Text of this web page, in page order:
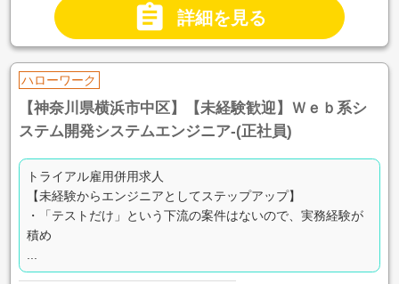
 詳細を見る
ハローワーク
【神奈川県横浜市中区】【未経験歓迎】Ｗｅｂ系シ
ステム開発システムエンジニア-(正社員)
トライアル雇用併用求人
【未経験からエンジニアとしてステップアップ】
・「テストだけ」という下流の案件はないので、実務経験が
積め